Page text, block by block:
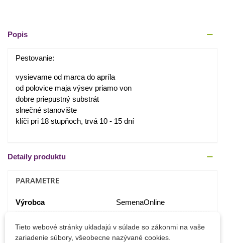
Popis
Pestovanie:
vysievame od marca do apríla
od polovice maja výsev priamo von
dobre priepustný substrát
slnečné stanovište
klíči pri 18 stupňoch, trvá 10 - 15 dní
Detaily produktu
PARAMETRE
Výrobca SemenaOnline
Tieto webové stránky ukladajú v súlade so zákonmi na vaše
zariadenie súbory, všeobecne nazývané cookies.